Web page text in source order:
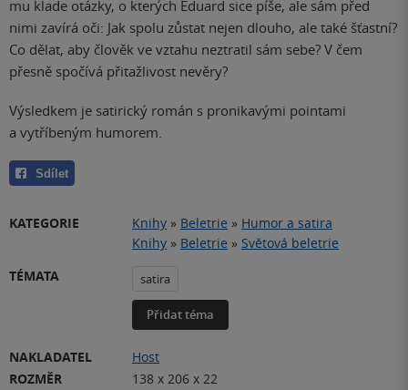
mu klade otázky, o kterých Eduard sice píše, ale sám před
nimi zavírá oči: Jak spolu zůstat nejen dlouho, ale také šťastní?
Co dělat, aby člověk ve vztahu neztratil sám sebe? V čem
přesně spočívá přitažlivost nevěry?
Výsledkem je satirický román s pronikavými pointami
a vytříbeným humorem.
Sdílet
KATEGORIE Knihy » Beletrie » Humor a satira
Knihy » Beletrie » Světová beletrie
TÉMATA
satira
Přidat téma
NAKLADATEL
Host
ROZMĚR
138 x 206 x 22